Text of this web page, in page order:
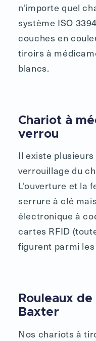
n'importe quel
système ISO
couches en
tiroirs à
blancs.
Chariot à
verrou
Il existe
verrouillage du
L'ouverture et la
serrure à clé
électronique à
cartes RFID
figurent parmi
Rouleaux
Baxter
Nos chariots à